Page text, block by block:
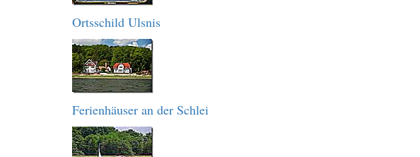
Ortsschild Ulsnis
Ferienhäuser an der Schlei